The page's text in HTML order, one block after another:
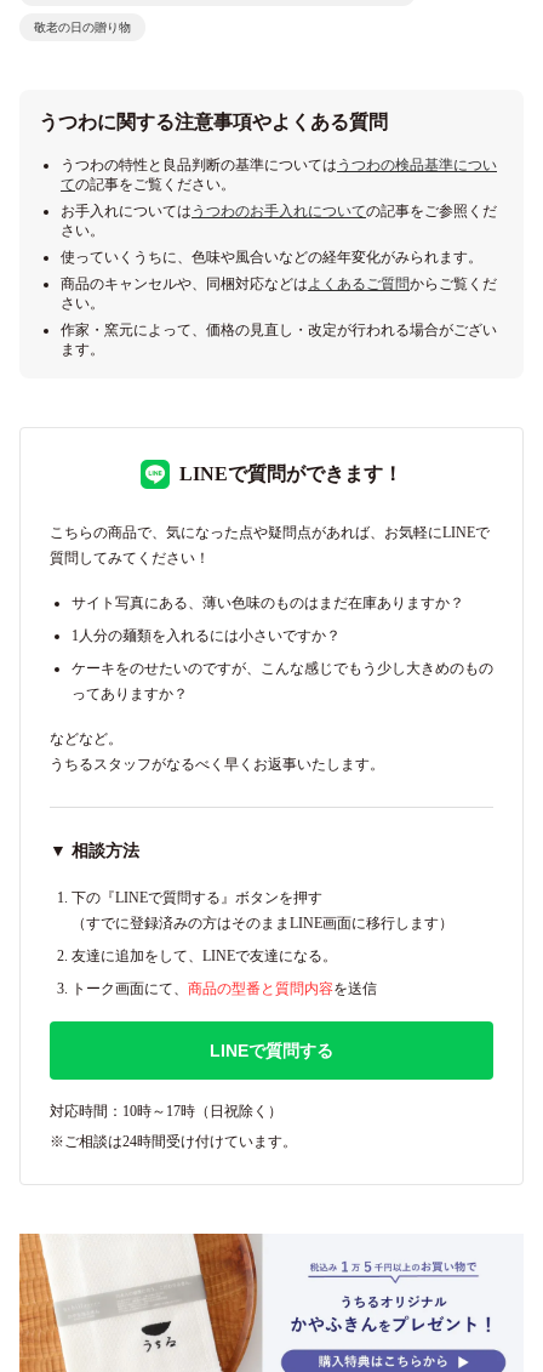
敬老の日の贈り物
うつわに関する注意事項やよくある質問
うつわの特性と良品判断の基準については うつわの検品基準につい
ての記事をご覧ください。
お手入れについては うつわのお手入れについての記事をご参照くだ
さい。
使っていくうちに、色味や風合いなどの経年変化がみられます。
商品のキャンセルや、同梱対応などは よくあるご質問からご覧くだ
さい。
作家・窯元によって、価格の見直し・改定が行われる場合がござい
ます。
LINEで質問ができます！
こちらの商品で、気になった点や疑問点があれば、お気軽にLINEで
質問してみてください！
サイト写真にある、薄い色味のものはまだ在庫ありますか？
1人分の麺類を入れるには小さいですか？
ケーキをのせたいのですが、こんな感じでもう少し大きめのもの
ってありますか？
などなど。
うちるスタッフがなるべく早くお返事いたします。
▼ 相談方法
下の『LINEで質問する』ボタンを押す
（すでに登録済みの方はそのままLINE画面に移行します）
友達に追加をして、LINEで友達になる。
トーク画面にて、 商品の型番と質問内容を送信
LINEで質問する
対応時間：10時～17時（日祝除く）
※ご相談は24時間受け付けています。